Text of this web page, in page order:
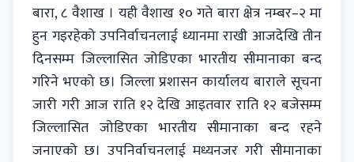
बारा, ८ वैशाख । यही वैशाख १० गते बारा क्षेत्र नम्बर–२ मा
हुन गइरहेको उपनिर्वाचनलाई ध्यानमा राखी आजदेखि तीन
दिनसम्म जिल्लासित जोडिएका भारतीय सीमानाका बन्द
गरिने भएको छ। जिल्ला प्रशासन कार्यालय बाराले सूचना
जारी गरी आज राति १२ देखि आइतवार राति १२ बजेसम्म
जिल्लासित जोडिएका भारतीय सीमानाका बन्द रहने
जनाएको छ। उपनिर्वाचनलाई मध्यनजर गरी सीमानाका